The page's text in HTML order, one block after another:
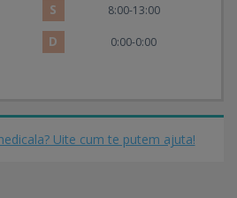
S 8:00-13:00
D 0:00-0:00
Uite cum te putem ajuta!